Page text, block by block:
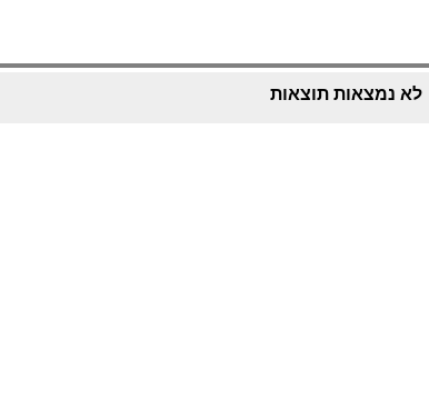
לא נמצאות תוצאות